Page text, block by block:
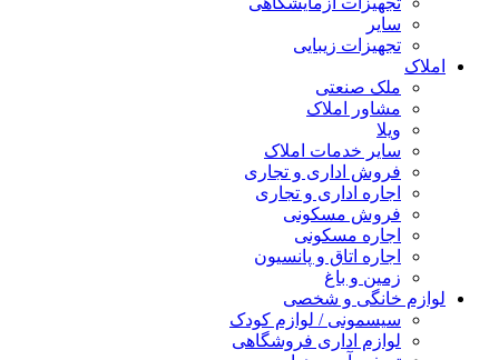
سایر
تجهیزات زیبایی
املاک
ملک صنعتی
مشاور املاک
ویلا
سایر خدمات املاک
فروش اداری و تجاری
اجاره اداری و تجاری
فروش مسکونی
اجاره مسکونی
اجاره اتاق و پانسیون
زمین و باغ
لوازم خانگی و شخصی
سیسمونی / لوازم کودک
لوازم اداری فروشگاهی